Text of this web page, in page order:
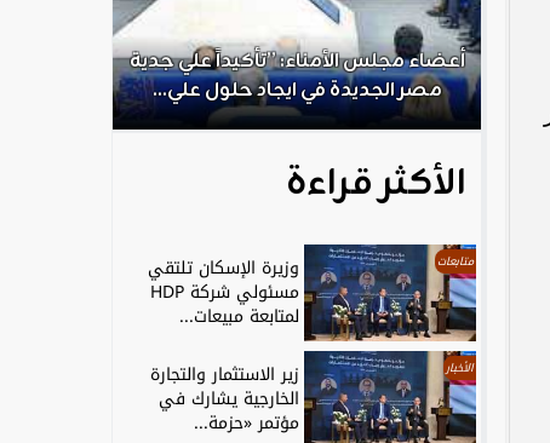
أعضاء مجلس الأمناء: ”تأكيداً علي جدية
مصر الجديدة في ايجاد حلول علي...
الأكثر قراءة
متابعات وزيرة الإسكان تلتقي
مسئولي شركة HDP
لمتابعة مبيعات...
الأخبار زير الاستثمار والتجارة
الخارجية يشارك في
مؤتمر «حزمة...